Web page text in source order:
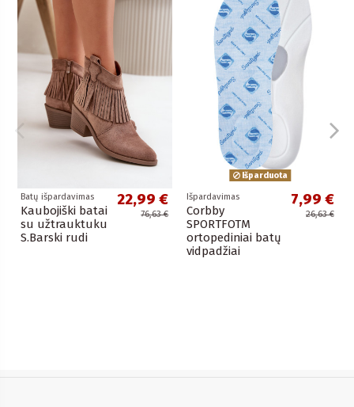
Batų išpardavimas
Kaubojiški batai
su užtrauktuku
S.Barski rudi
22,99 €
76,63 €
Išparduota
Išpardavimas
Corbby
SPORTFOTM
ortopediniai batų
vidpadžiai
7,99 €
26,63 €